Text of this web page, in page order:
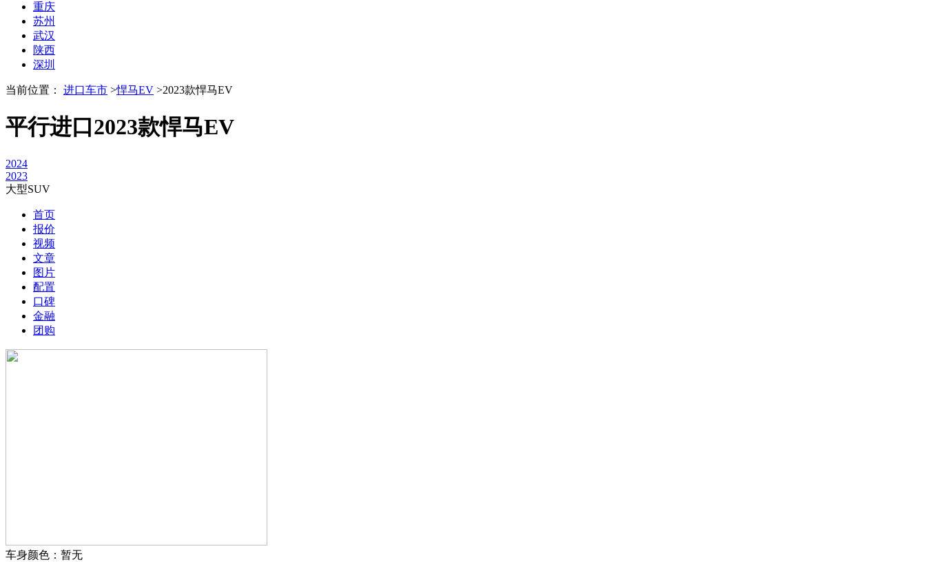
重庆
苏州
武汉
陕西
深圳
当前位置： 进口车市 >悍马EV >2023款悍马EV
平行进口2023款悍马EV
2024
2023
大型SUV
首页
报价
视频
文章
图片
配置
口碑
金融
团购
车身颜色：暂无